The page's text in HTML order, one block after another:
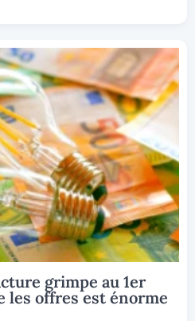
grimpe au 1er
les offres est énorme